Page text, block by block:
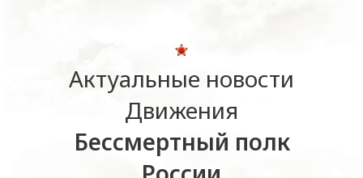
Актуальные новости
Движения
Бессмертный полк